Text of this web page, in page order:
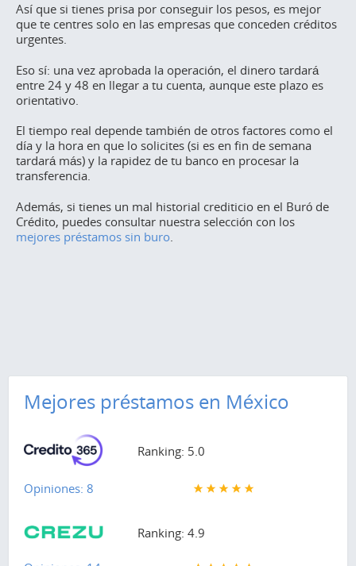
Así que si tienes prisa por conseguir los pesos, es mejor
que te centres solo en las empresas que conceden créditos
urgentes.
Eso sí: una vez aprobada la operación, el dinero tardará
entre 24 y 48 en llegar a tu cuenta, aunque este plazo es
orientativo.
El tiempo real depende también de otros factores como el
día y la hora en que lo solicites (si es en fin de semana
tardará más) y la rapidez de tu banco en procesar la
transferencia.
Además, si tienes un mal historial crediticio en el Buró de
Crédito, puedes consultar nuestra selección con los
mejores préstamos sin buro
Mejores préstamos en México
Ranking: 5.0
Opiniones: 8
Ranking: 4.9